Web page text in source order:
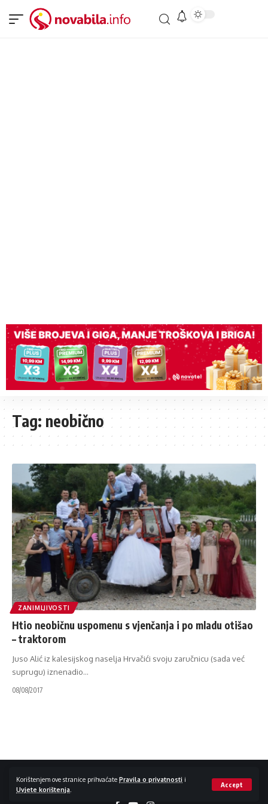
Korištenjem ove stranice prihvaćate Pravila o privatnosti i
Uvjete korištenja
Accept
Tag: neobično
ZANIMLJIVOSTI
Htio neobičnu uspomenu s vjenčanja i po mladu otišao
– traktorom
Juso Alić iz kalesijskog naselja Hrvačići svoju zaručnicu (sada već
suprugu) iznenadio…
08/08/2017